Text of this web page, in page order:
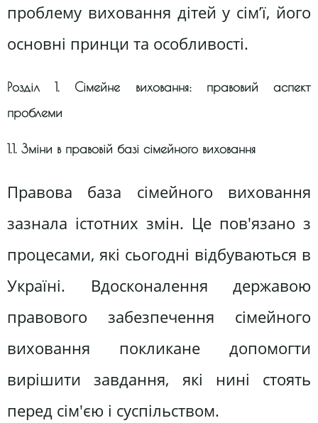
проблему виховання дітей у сім’ї, його
основні принци та особливості.
Розділ 1. Сімейне виховання: правовий аспект
проблеми
1.1. Зміни в правовій базі сімейного виховання
Правова база сімейного виховання
зазнала істотних змін. Це пов'язано з
процесами, які сьогодні відбуваються в
Україні. Вдосконалення державою
правового забезпечення сімейного
виховання покликане допомогти
вирішити завдання, які нині стоять
перед сім'єю і суспільством.